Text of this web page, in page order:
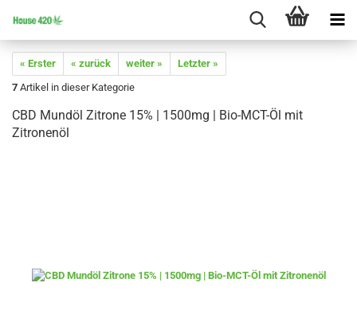
« Erster « zurück weiter »
Letzter »
7 Artikel in dieser Kategorie
CBD Mundöl Zitrone 15% | 1500mg | Bio-MCT-Öl mit
Zitronenöl